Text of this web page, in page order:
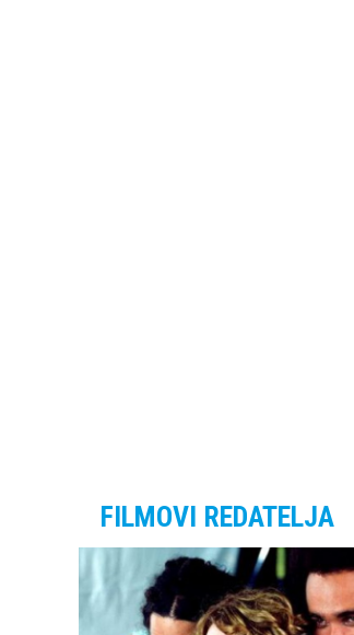
FILMOVI REDATELJA